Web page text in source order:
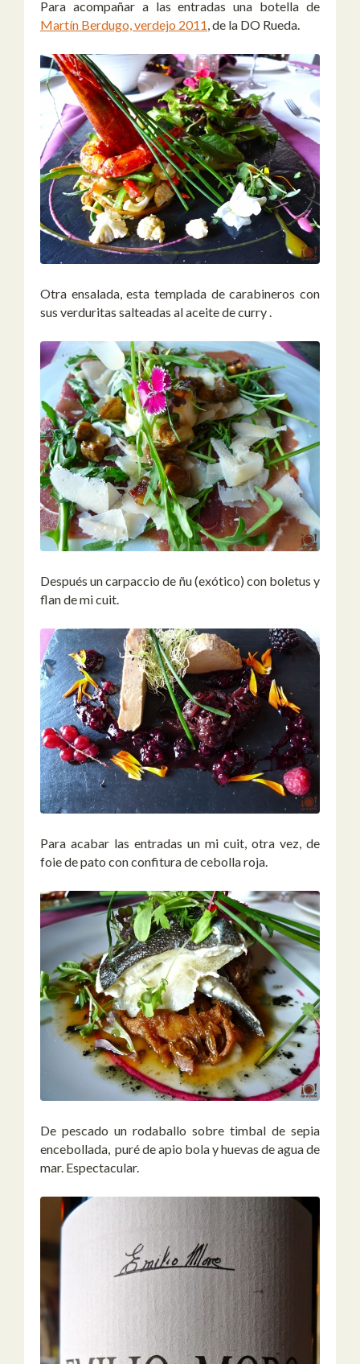
Para acompañar a las entradas una botella de
Martín Berdugo, verdejo 2011, de la DO Rueda.
Otra ensalada, esta templada de carabineros con
sus verduritas salteadas al aceite de curry .
Después un carpaccio de ñu (exótico) con boletus y
flan de mi cuit.
Para acabar las entradas un mi cuit, otra vez, de
foie de pato con confitura de cebolla roja.
De pescado un rodaballo sobre timbal de sepia
encebollada, puré de apio bola y huevas de agua de
mar. Espectacular.